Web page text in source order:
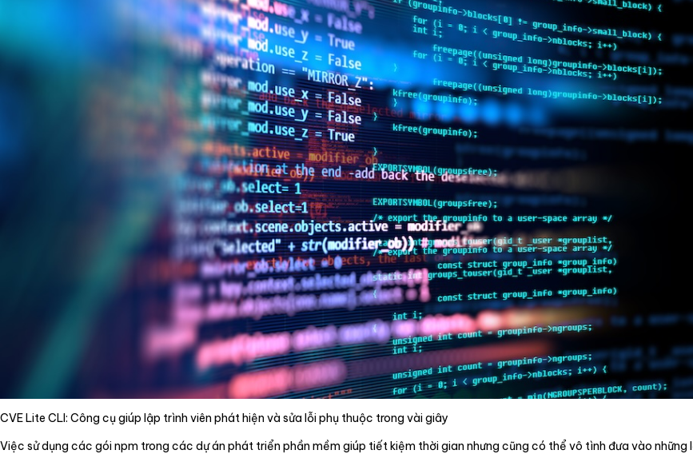
English
CVE Lite CLI: Công cụ giúp lập trình viên phát hiện và sửa lỗi phụ thuộc trong vài giây
Việc sử dụng các gói npm trong các dự án phát triển phần mềm giúp tiết kiệm thời gian nhưng cũng có thể vô tình đưa vào